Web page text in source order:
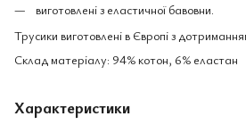
виготовлені з еластичної бавовни.
Трусики виготовлені в Європі з
Склад матеріалу: 94% котон, 6% еластан
Характеристики